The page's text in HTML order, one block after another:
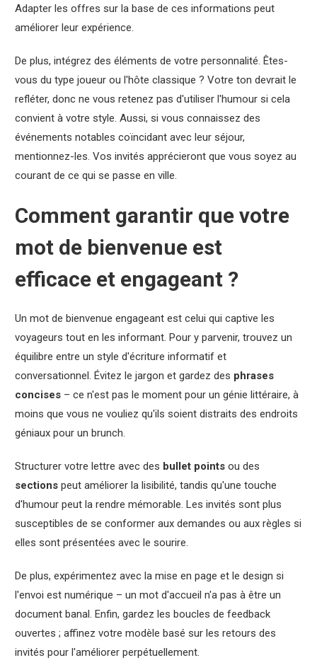
Adapter les offres sur la base de ces informations peut
améliorer leur expérience.
De plus, intégrez des éléments de votre personnalité. Êtes-
vous du type joueur ou l'hôte classique ? Votre ton devrait le
refléter, donc ne vous retenez pas d'utiliser l'humour si cela
convient à votre style. Aussi, si vous connaissez des
événements notables coïncidant avec leur séjour,
mentionnez-les. Vos invités apprécieront que vous soyez au
courant de ce qui se passe en ville.
Comment garantir que votre
mot de bienvenue est
efficace et engageant ?
Un mot de bienvenue engageant est celui qui captive les
voyageurs tout en les informant. Pour y parvenir, trouvez un
équilibre entre un style d'écriture informatif et
conversationnel. Évitez le jargon et gardez des phrases
concises– ce n'est pas le moment pour un génie littéraire, à
moins que vous ne vouliez qu'ils soient distraits des endroits
géniaux pour un brunch.
Structurer votre lettre avec des bullet pointsou des
sectionspeut améliorer la lisibilité, tandis qu'une touche
d'humour peut la rendre mémorable. Les invités sont plus
susceptibles de se conformer aux demandes ou aux règles si
elles sont présentées avec le sourire.
De plus, expérimentez avec la mise en page et le design si
l'envoi est numérique – un mot d'accueil n'a pas à être un
document banal. Enfin, gardez les boucles de feedback
ouvertes ; affinez votre modèle basé sur les retours des
invités pour l'améliorer perpétuellement.